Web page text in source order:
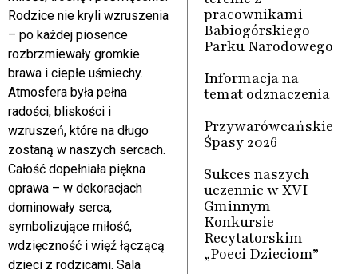
Rodzice nie kryli wzruszenia
– po każdej piosence
rozbrzmiewały gromkie
brawa i ciepłe uśmiechy.
Atmosfera była pełna
radości, bliskości i
wzruszeń, które na długo
zostaną w naszych sercach.
Całość dopełniała piękna
oprawa – w dekoracjach
dominowały serca,
symbolizujące miłość,
wdzięczność i więź łączącą
dzieci z rodzicami. Sala
pracownikami
Babiogórskiego
Parku Narodowego
Informacja na
temat odznaczenia
Przywarówcańskie
Śpasy 2026
Sukces naszych
uczennic w XVI
Gminnym
Konkursie
Recytatorskim
„Poeci Dzieciom”